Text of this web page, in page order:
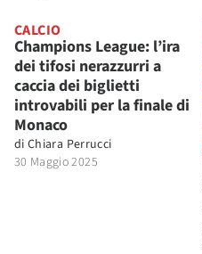
CALCIO
Champions League: l’ira
dei tifosi nerazzurri a
caccia dei biglietti
introvabili per la finale di
Monaco
di Chiara Perrucci
30 Maggio 2025